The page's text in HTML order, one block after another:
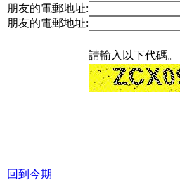
朋友的電郵地址:
朋友的電郵地址:
請輸入以下代碼。
回到今期